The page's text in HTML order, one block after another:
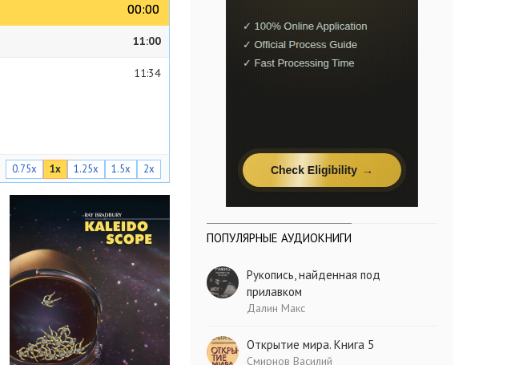
00:00
00:00
11:00
11:34
0.75x 1x 1.25x 1.5x 2x
ПОПУЛЯРНЫЕ АУДИОКНИГИ
Рукопись, найденная под
прилавком
Далин Макс
Открытие мира. Книга 5
Смирнов Василий